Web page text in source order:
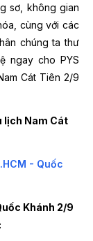
sơ, không gian
cùng với các
chúng ta thư
ngay cho PYS
Cát Tiên 2/9
lịch Nam Cát
- Quốc
Khánh 2/9